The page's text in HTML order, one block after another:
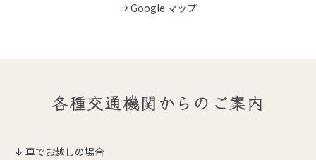
Google マップ
各種交通機関からのご案内
車でお越しの場合